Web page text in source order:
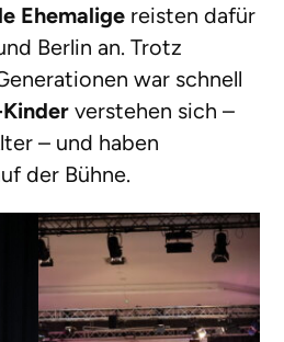
Ehemalige reisten dafür
Berlin an. Trotz
war schnell
Kinderverstehen sich –
– und haben
der Bühne.